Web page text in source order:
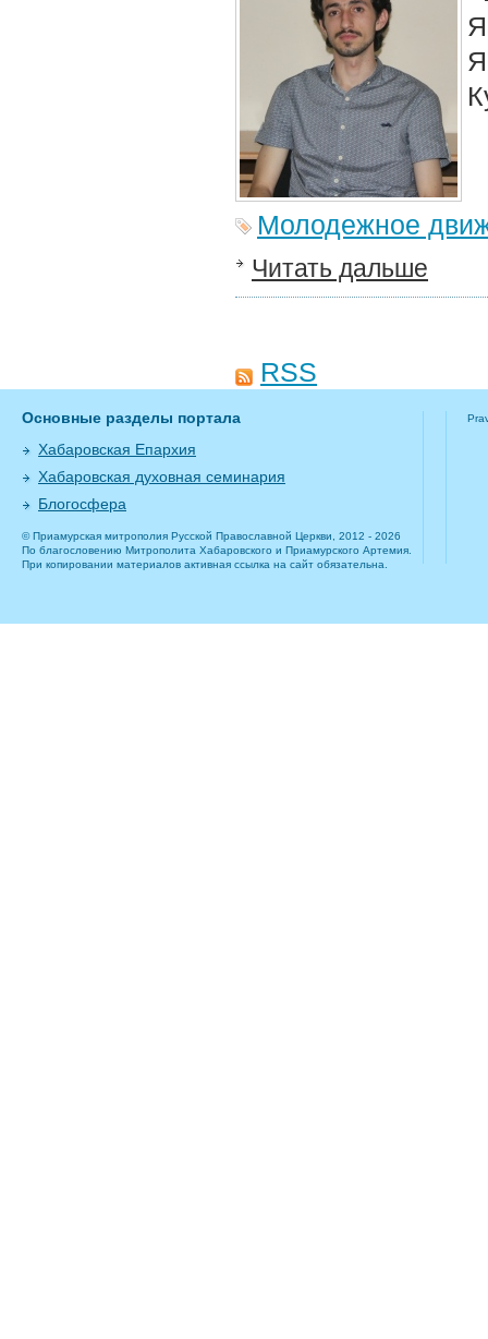
Молодежное
Читать дальше
RSS
Основные разделы портала
Хабаровская Епархия
Хабаровская духовная семинария
Блогосфера
© Приамурская митрополия Русской Православной Церкви, 2012 - 2026
По благословению Митрополита Хабаровского и Приамурского Артемия.
При копировании материалов активная ссылка на сайт обязательна.